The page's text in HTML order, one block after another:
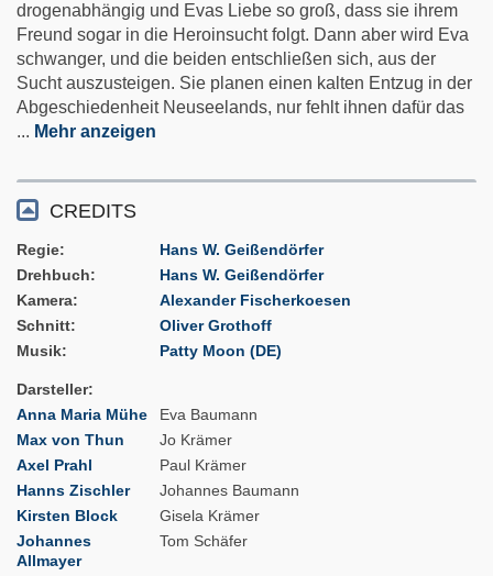
drogenabhängig und Evas Liebe so groß, dass sie ihrem
Freund sogar in die Heroinsucht folgt. Dann aber wird Eva
schwanger, und die beiden entschließen sich, aus der
Sucht auszusteigen. Sie planen einen kalten Entzug in der
Abgeschiedenheit Neuseelands, nur fehlt ihnen dafür das
... Mehr anzeigen
CREDITS
Regie
Hans W. Geißendörfer
Drehbuch
Hans W. Geißendörfer
Kamera
Alexander Fischerkoesen
Schnitt
Oliver Grothoff
Musik
Patty Moon (DE)
Darsteller
Anna Maria Mühe
Eva Baumann
Max von Thun
Jo Krämer
Axel Prahl
Paul Krämer
Hanns Zischler
Johannes Baumann
Kirsten Block
Gisela Krämer
Johannes
Allmayer
Tom Schäfer